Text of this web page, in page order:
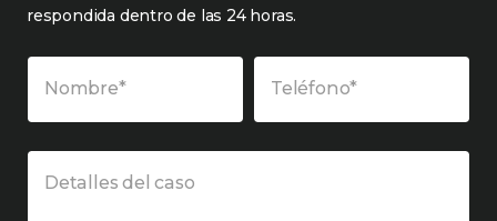
respondida dentro de las 24 horas.
Nombre* Teléfono*
Detalles del caso